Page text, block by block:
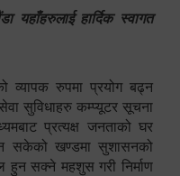
यहाँहरुलाई हार्दिक स्वागत
व्यापक रुपमा प्रयोग बढ्न
सुविधाहरु कम्प्यूटर सूचना
प्रत्यक्ष जनताको घर
सकेको खण्डमा सुशासनको
हुन सक्ने महशुस गरी निर्माण